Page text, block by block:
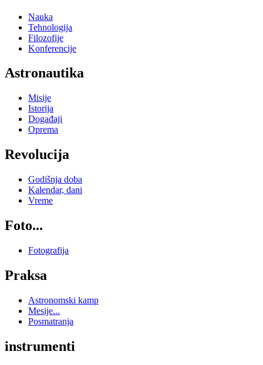
Nauka
Tehnologija
Filozofije
Konferencije
Astronautika
Misije
Istorija
Događaji
Oprema
Revolucija
Godišnja doba
Kalendar, dani
Vreme
Foto...
Fotografija
Praksa
Astronomski kamp
Mesije...
Posmatranja
instrumenti